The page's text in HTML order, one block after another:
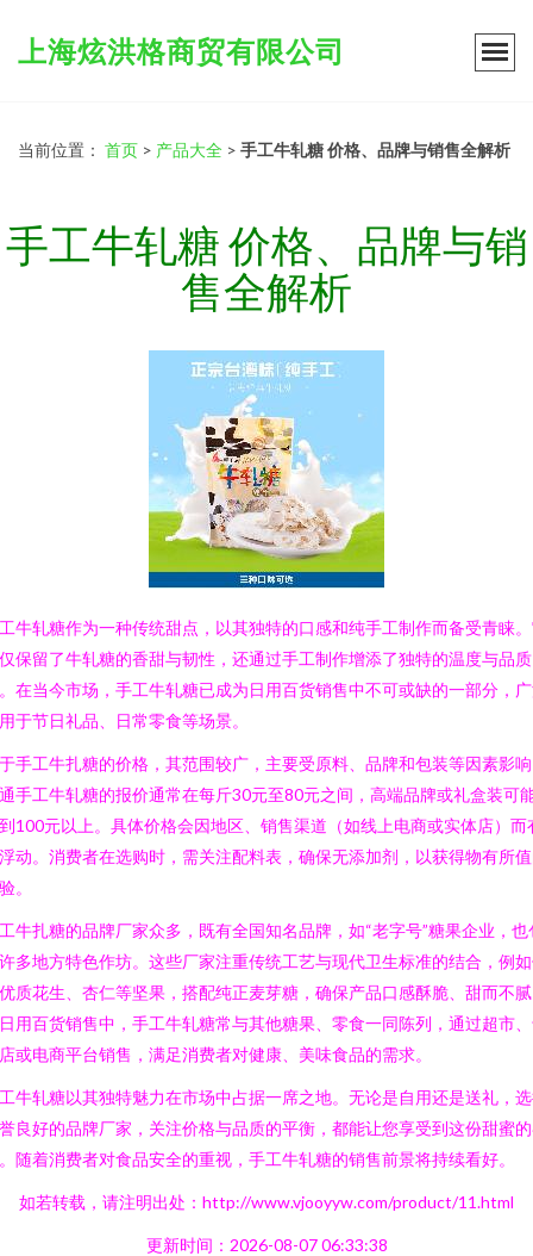
上海炫洪格商贸有限公司
当前位置： 首页 > 产品大全 > 手工牛轧糖 价格、品牌与销售全解析
手工牛轧糖 价格、品牌与销
售全解析
牛轧糖作为一种传统甜点，以其独特的口感和纯手工制作而备受青睐
保留了牛轧糖的香甜与韧性，还通过手工制作增添了独特的温度与品质
在当今市场，手工牛轧糖已成为日用百货销售中不可或缺的一部分，
于节日礼品、日常零食等场景。
手工牛扎糖的价格，其范围较广，主要受原料、品牌和包装等因素影
手工牛轧糖的报价通常在每斤30元至80元之间，高端品牌或礼盒装可
100元以上。具体价格会因地区、销售渠道（如线上电商或实体店）而
动。消费者在选购时，需关注配料表，确保无添加剂，以获得物有所
。
牛扎糖的品牌厂家众多，既有全国知名品牌，如“老字号”糖果企业，也
多地方特色作坊。这些厂家注重传统工艺与现代卫生标准的结合，例
质花生、杏仁等坚果，搭配纯正麦芽糖，确保产品口感酥脆、甜而不
用百货销售中，手工牛轧糖常与其他糖果、零食一同陈列，通过超市
或电商平台销售，满足消费者对健康、美味食品的需求。
牛轧糖以其独特魅力在市场中占据一席之地。无论是自用还是送礼，
良好的品牌厂家，关注价格与品质的平衡，都能让您享受到这份甜蜜
随着消费者对食品安全的重视，手工牛轧糖的销售前景将持续看好。
如若转载，请注明出处：http://www.vjooyyw.com/product/11.html
更新时间：2026-08-07 06:33:38